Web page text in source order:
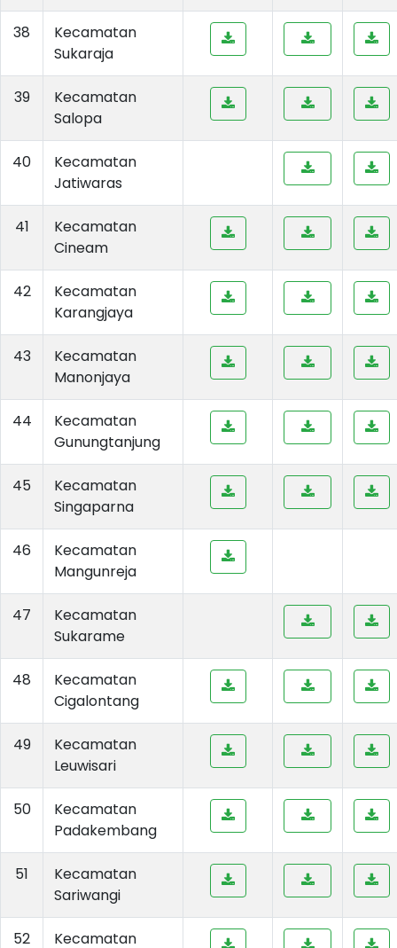
38
Kecamatan
Sukaraja
39
Kecamatan
Salopa
40
Kecamatan
Jatiwaras
41
Kecamatan
Cineam
42
Kecamatan
Karangjaya
43
Kecamatan
Manonjaya
44
Kecamatan
Gunungtanjung
45
Kecamatan
Singaparna
46
Kecamatan
Mangunreja
47
Kecamatan
Sukarame
48
Kecamatan
Cigalontang
49
Kecamatan
Leuwisari
50
Kecamatan
Padakembang
51
Kecamatan
Sariwangi
52
Kecamatan